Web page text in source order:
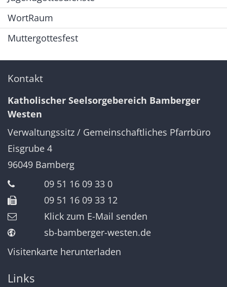
WortRaum
Muttergottesfest
Kontakt
Katholischer Seelsorgebereich Bamberger
Westen
Verwaltungssitz / Gemeinschaftliches Pfarrbüro
Eisgrube 4
96049 Bamberg
09 51 16 09 33 0
09 51 16 09 33 12
Klick zum E-Mail senden
sb-bamberger-westen.de
Visitenkarte herunterladen
Links